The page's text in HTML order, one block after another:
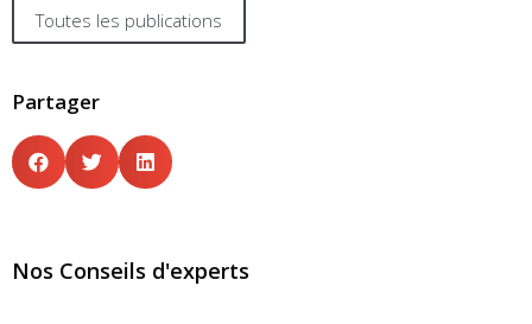
Toutes les publications
Partager
Nos Conseils d'experts